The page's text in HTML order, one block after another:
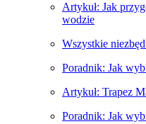
Artykuł: Jak
wodzie
Wszystkie
Poradnik: Jak
Artykuł: Trapez
Poradnik: Jak